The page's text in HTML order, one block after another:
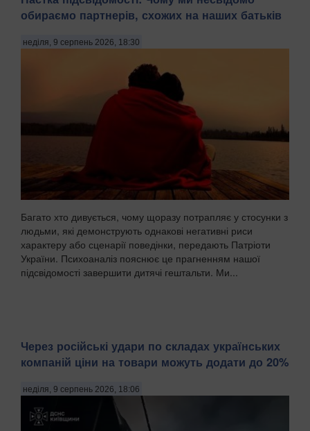
обираємо партнерів, схожих на наших батьків
неділя, 9 серпень 2026, 18:30
Багато хто дивується, чому щоразу потрапляє у стосунки з
людьми, які демонструють однакові негативні риси
характеру або сценарії поведінки, передають Патріоти
України. Психоаналіз пояснює це прагненням нашої
підсвідомості завершити дитячі гештальти. Ми...
Через російські удари по складах українських
компаній ціни на товари можуть додати до 20%
неділя, 9 серпень 2026, 18:06